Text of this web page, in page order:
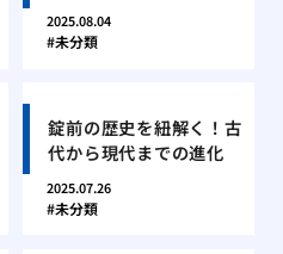
2025.08.04
未分類
錠前の歴史を紐解く！古
代から現代までの進化
2025.07.26
未分類